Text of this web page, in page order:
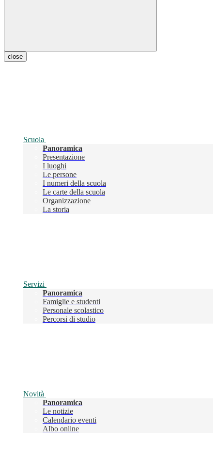
close
Scuola
Panoramica
Presentazione
I luoghi
Le persone
I numeri della scuola
Le carte della scuola
Organizzazione
La storia
Servizi
Panoramica
Famiglie e studenti
Personale scolastico
Percorsi di studio
Novità
Panoramica
Le notizie
Calendario eventi
Albo online